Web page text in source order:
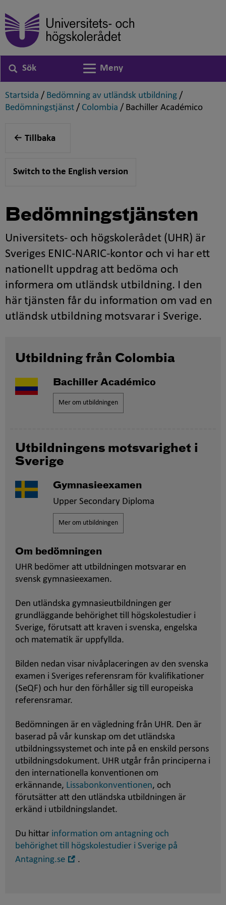
Sök
Växla navigering
Meny
Startsida ,
/ Bedömning av utländsk utbildning ,
/
Bedömningstjänst ,
/ Colombia ,
/ Bachiller Académico
Tillbaka
Switch to the English version
Bedömningstjänsten
Universitets- och högskolerådet (UHR) är
Sveriges ENIC-NARIC-kontor och vi har ett
nationellt uppdrag att bedöma och
informera om utländsk utbildning. I den
här tjänsten får du information om vad en
utländsk utbildning motsvarar i Sverige.
Utbildning från Colombia
Bachiller Académico
Mer om utbildningen
Utbildningens motsvarighet i
Sverige
Gymnasieexamen
Upper Secondary Diploma
Mer om utbildningen
Om bedömningen
UHR bedömer att utbildningen motsvarar en
svensk gymnasieexamen.
Den utländska gymnasieutbildningen ger
grundläggande behörighet till högskolestudier i
Sverige, förutsatt att kraven i svenska, engelska
och matematik är uppfyllda.
Bilden nedan visar nivåplaceringen av den svenska
examen i Sveriges referensram för kvalifikationer
(SeQF) och hur den förhåller sig till europeiska
referensramar.
Bedömningen är en vägledning från UHR. Den är
baserad på vår kunskap om det utländska
utbildningssystemet och inte på en enskild persons
utbildningsdokument. UHR utgår från principerna i
den internationella konventionen om
erkännande, Lissabonkonventionen, och
förutsätter att den utländska utbildningen är
erkänd i utbildningslandet.
Du hittar information om antagning och
behörighet till högskolestudier i Sverige på
Antagning.se
.